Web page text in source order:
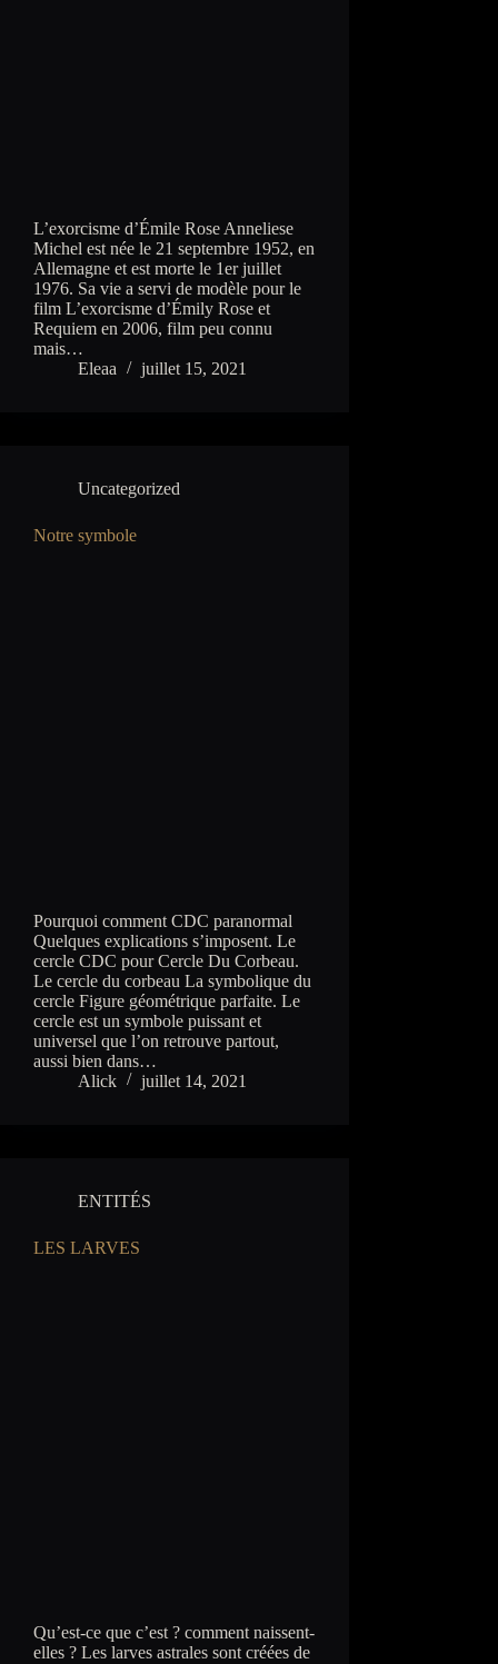
L’exorcisme d’Émile Rose Anneliese
Michel est née le 21 septembre 1952, en
Allemagne et est morte le 1er juillet
1976. Sa vie a servi de modèle pour le
film L’exorcisme d’Émily Rose et
Requiem en 2006, film peu connu
mais…
Eleaa
juillet 15, 2021
Uncategorized
Notre symbole
Pourquoi comment CDC paranormal
Quelques explications s’imposent. Le
cercle CDC pour Cercle Du Corbeau.
Le cercle du corbeau La symbolique du
cercle Figure géométrique parfaite. Le
cercle est un symbole puissant et
universel que l’on retrouve partout,
aussi bien dans…
Alick
juillet 14, 2021
ENTITÉS
LES LARVES
Qu’est-ce que c’est ? comment naissent-
elles ? Les larves astrales sont créées de